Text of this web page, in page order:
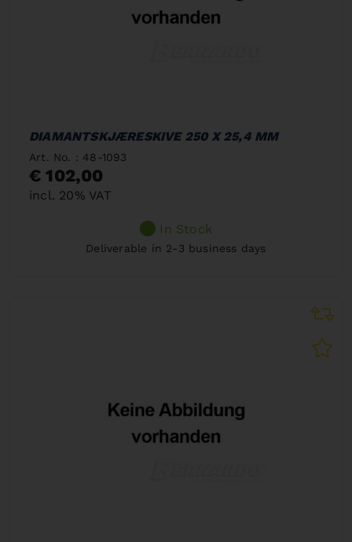
DIAMANTSKJÆRESKIVE 250 X 25,4 MM
Art. No. : 48-1093
€ 102,00
incl. 20% VAT
In Stock
Deliverable in 2-3 business days